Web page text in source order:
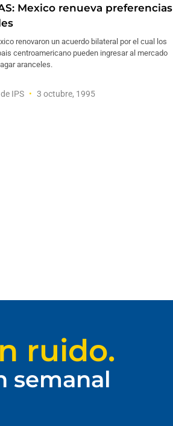
Mexico renueva preferencias
renovaron un acuerdo bilateral por el cual los
centroamericano pueden ingresar al mercado
aranceles.
IPS 3 octubre, 1995
ruido.
semanal